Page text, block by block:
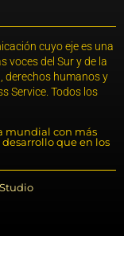
cuyo eje es una
voces del Sur y de la
derechos humanos y
Service. Todos los
mundial con más
que en los